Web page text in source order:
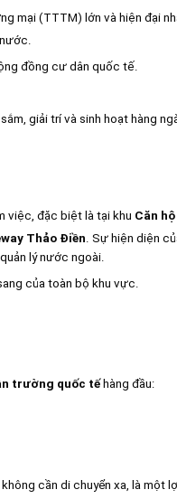
mại (TTTM) lớn và hiện đại
đồng cư dân quốc tế.
giải trí và sinh hoạt hàng
việc, đặc biệt là tại khu Căn
Thảo Điền. Sự hiện diện
lý nước ngoài.
của toàn bộ khu vực.
trường quốc tếhàng đầu:
cần di chuyển xa, là một